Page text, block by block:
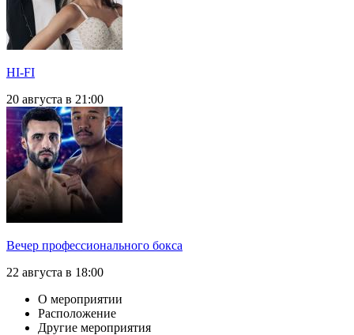
HI-FI
20 августа в 21:00
Вечер профессионального бокса
22 августа в 18:00
О мероприятии
Расположение
Другие мероприятия